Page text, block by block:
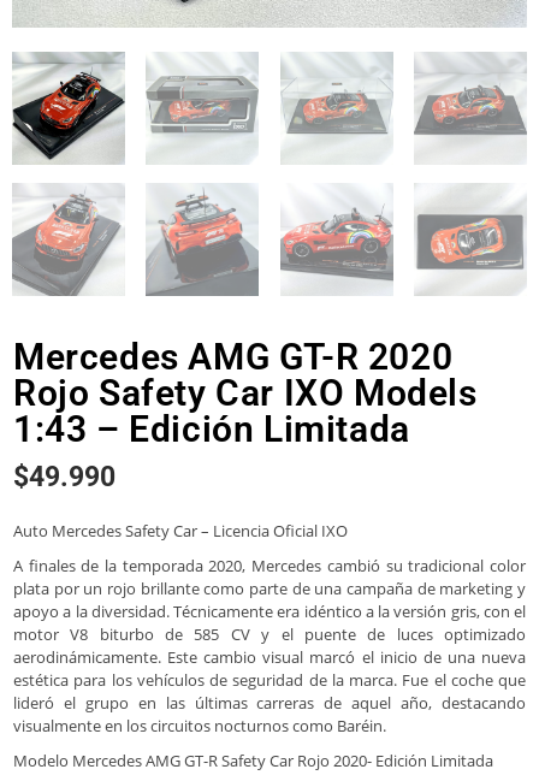
Mercedes AMG GT-R 2020
Rojo Safety Car IXO Models
1:43 – Edición Limitada
$49.990
Auto Mercedes Safety Car – Licencia Oficial IXO
A finales de la temporada 2020, Mercedes cambió su tradicional color
plata por un rojo brillante como parte de una campaña de marketing y
apoyo a la diversidad. Técnicamente era idéntico a la versión gris, con el
motor V8 biturbo de 585 CV y el puente de luces optimizado
aerodinámicamente. Este cambio visual marcó el inicio de una nueva
estética para los vehículos de seguridad de la marca. Fue el coche que
lideró el grupo en las últimas carreras de aquel año, destacando
visualmente en los circuitos nocturnos como Baréin.
Modelo Mercedes AMG GT-R Safety Car Rojo 2020- Edición Limitada